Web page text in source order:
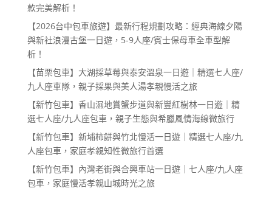
款完美解析！
【2026台中包車旅遊】最新行程規劃攻略：經典海線夕陽
與新社浪漫古堡一日遊，5-9人座/賓士保母車全車型解
析！
【苗栗包車】大湖採草莓與泰安溫泉一日遊｜精選七人座/
九人座車隊，親子採果與美人湯孝親慢活之旅
【新竹包車】香山濕地賞蟹步道與新豐紅樹林一日遊｜精
選七人座/九人座包車，親子生態與希臘風情海線微旅行
【新竹包車】新埔柿餅與竹北慢活一日遊｜精選七人座/九
人座包車，家庭孝親知性微旅行首選
【新竹包車】內灣老街與合興車站一日遊｜七人座/九人座
包車，家庭慢活孝親山城時光之旅